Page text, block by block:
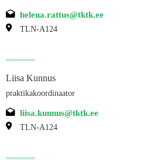
helena.rattus@tktk.ee
TLN-A124
Liisa Kunnus
praktikakoordinaator
liisa.kunnus@tktk.ee
TLN-A124